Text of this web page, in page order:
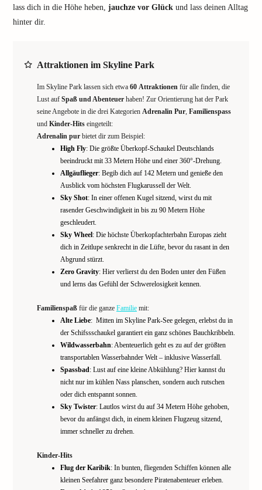
lass dich in die Höhe heben, jauchze vor Glück und lass deinen Alltag
hinter dir.
Attraktionen im Skyline Park
Im Skyline Park lassen sich etwa 60 Attraktionen für alle finden, die
Lust auf Spaß und Abenteuer haben! Zur Orientierung hat der Park
seine Angebote in die drei Kategorien Adrenalin Pur, Familienspass
und Kinder-Hits eingeteilt:
Adrenalin pur bietet dir zum Beispiel:
High Fly: Die größte Überkopf-Schaukel Deutschlands
beeindruckt mit 33 Metern Höhe und einer 360°-Drehung.
Allgäuflieger: Begib dich auf 142 Metern und genieße den
Ausblick vom höchsten Flugkarussell der Welt.
Sky Shot: In einer offenen Kugel sitzend, wirst du mit
rasender Geschwindigkeit in bis zu 90 Metern Höhe
geschleudert.
Sky Wheel: Die höchste Überkopfachterbahn Europas zieht
dich in Zeitlupe senkrecht in die Lüfte, bevor du rasant in den
Abgrund stürzt.
Zero Gravity: Hier verlierst du den Boden unter den Füßen
und lerns das Gefühl der Schwerelosigkeit kennen.
Familienspaß für die ganze Familie mit:
Alte Liebe: Mitten im Skyline Park-See gelegen, erlebst du in
der Schifssschaukel garantiert ein ganz schönes Bauchkribbeln.
Wildwasserbahn: Abenteuerlich geht es zu auf der größten
transportablen Wasserbahnder Welt – inklusive Wasserfall.
Spassbad: Lust auf eine kleine Abkühlung? Hier kannst du
nicht nur im kühlen Nass planschen, sondern auch rutschen
oder dich entspannt sonnen.
Sky Twister: Lautlos wirst du auf 34 Metern Höhe gehoben,
bevor du anfängst dich, in einem kleinen Flugzeug sitzend,
immer schneller zu drehen.
Kinder-Hits
Flug der Karibik: In bunten, fliegenden Schiffen können alle
kleinen Seefahrer ganz besondere Piratenabenteuer erleben.